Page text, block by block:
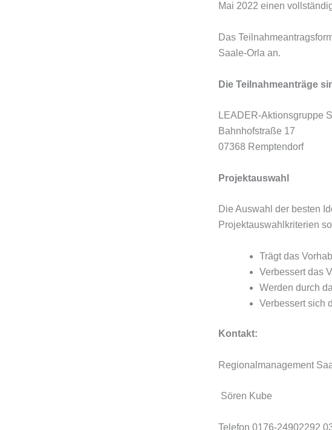
Mai 2022 einen
Das
Saale-Orla an.
Die Teilnahmeanträge
LEADER-Aktionsgruppe
Bahnhofstraße 17
07368 Remptendorf
Projektauswahl
Die Auswahl der besten
Projektauswahlkriterien
Trägt das
Verbessert das
Werden durch
Verbessert sich
Kontakt:
Regionalmanagement
Sören Kube
Telefon 0176-24902292